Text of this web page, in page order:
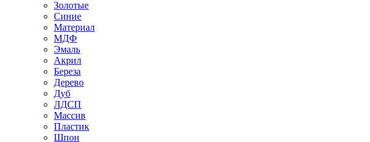
Золотые
Синие
Материал
МДФ
Эмаль
Акрил
Береза
Дерево
Дуб
ЛДСП
Массив
Пластик
Шпон